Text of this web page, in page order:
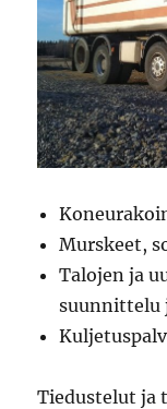
Murskeet,
Talojen ja
suunnittelu
Tiedustelut ja